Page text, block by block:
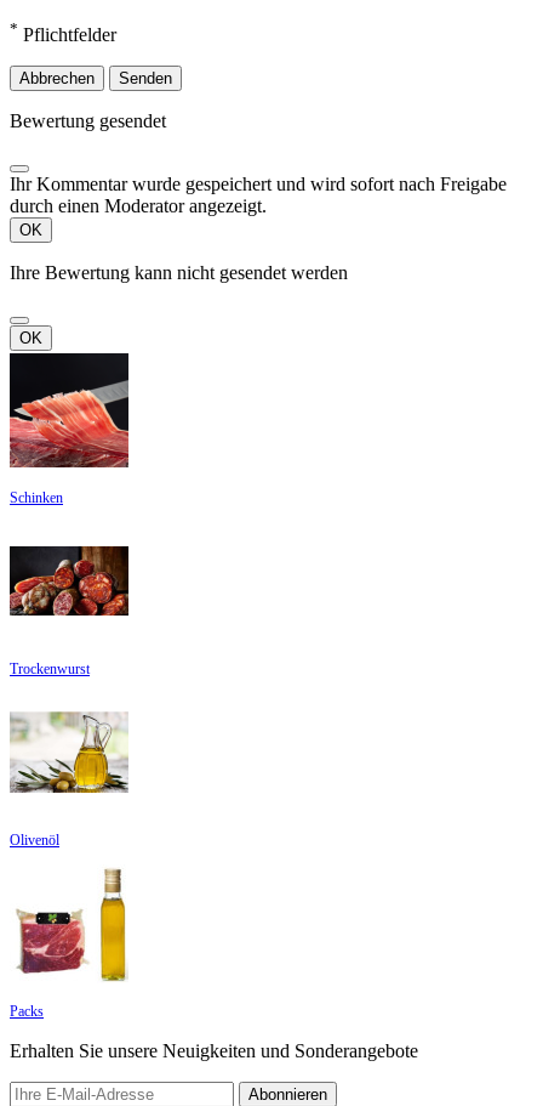
* Pflichtfelder
Abbrechen Senden
Bewertung gesendet
Ihr Kommentar wurde gespeichert und wird sofort nach Freigabe
durch einen Moderator angezeigt.
OK
Ihre Bewertung kann nicht gesendet werden
OK
Schinken
Trockenwurst
Olivenöl
Packs
Erhalten Sie unsere Neuigkeiten und Sonderangebote